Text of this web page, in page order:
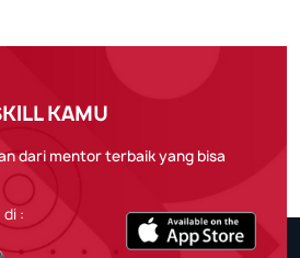
KAMU
dari mentor terbaik yang bisa
: